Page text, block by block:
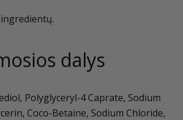
dalys
Polyglyceryl-4 Caprate, Sodium
Coco-Betaine, Sodium Chloride,